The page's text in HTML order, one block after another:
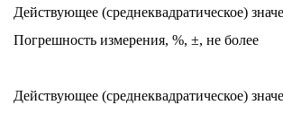
Действующее (среднеквадратическое)
Погрешность измерения, %, ±, не более
Действующее (среднеквадратическое)